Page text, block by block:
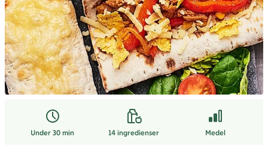
Under 30 min 14ingredienser Medel